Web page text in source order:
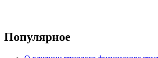
Популярное